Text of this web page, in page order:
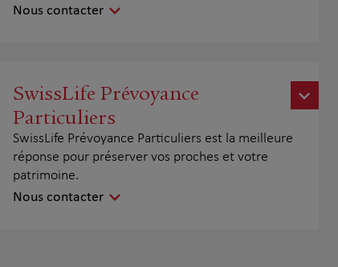
Nous contacter
SwissLife Prévoyance
Particuliers
SwissLife Prévoyance Particuliers est la meilleure
réponse pour préserver vos proches et votre
patrimoine.
Nous contacter